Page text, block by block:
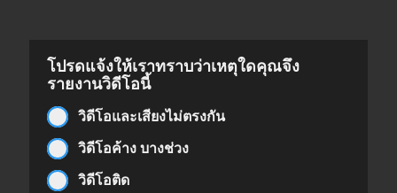
โปรดแจ้งให้เราทราบว่าเหตุใดคุณจึง
รายงานวิดีโอนี้
วิดีโอและเสียงไม่ตรงกัน
วิดีโอค้าง บางช่วง
วิดีโอติด